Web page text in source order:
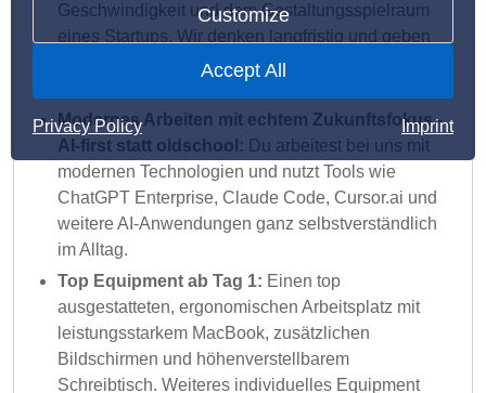
Customize
Accept All
Privacy Policy Imprint
Geschwindigkeit und dem Gestaltungsspielraum
eines Startups. Wir denken langfristig und geben
Dir gleichzeitig die Chance, Prozesse und Themen
Modernes Arbeiten mit echtem Zukunftsfokus -
AI-first statt oldschool: Du arbeitest bei uns mit
modernen Technologien und nutzt Tools wie
ChatGPT Enterprise, Claude Code, Cursor.ai und
weitere AI-Anwendungen ganz selbstverständlich
im Alltag.
Top Equipment ab Tag 1: Einen top
ausgestatteten, ergonomischen Arbeitsplatz mit
leistungsstarkem MacBook, zusätzlichen
Bildschirmen und höhenverstellbarem
Schreibtisch. Weiteres individuelles Equipment